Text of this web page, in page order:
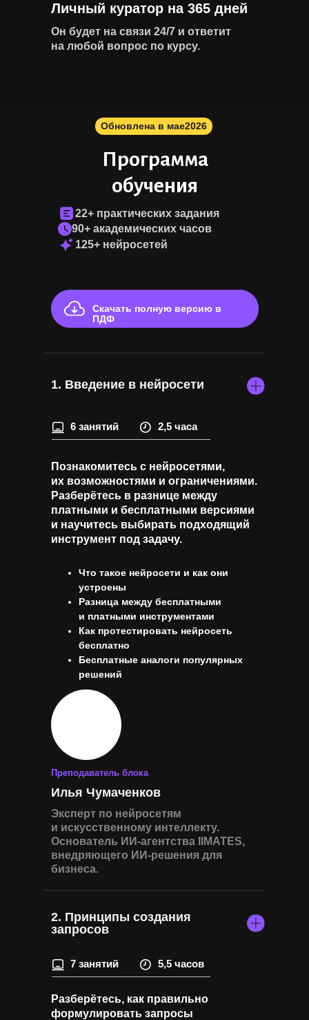
Личный куратор на 365 дней
Он будет на связи 24/7 и ответит
на любой вопрос по курсу.
Программа
обучения
Скачать полную версию в
ПДФ
Обновлена в мае2026
22+ практических задания
90+ академических часов
125+ нейросетей
1. Введение в нейросети
2,5 часа
6 занятий
Илья Чумаченков
Эксперт по нейросетям
и искусственному интеллекту.
Основатель ИИ-агентства IIMATES,
внедряющего ИИ-решения для
бизнеса.
Преподаватель блока
Познакомитесь с нейросетями,
их возможностями и ограничениями.
Разберётесь в разнице между
платными и бесплатными версиями
и научитесь выбирать подходящий
инструмент под задачу.
Что такое нейросети и как они
устроены
Разница между бесплатными
и платными инструментами
Как протестировать нейросеть
бесплатно
Бесплатные аналоги популярных
решений
2. Принципы создания
запросов
5,5 часов
7 занятий
Разберётесь, как правильно
формулировать запросы